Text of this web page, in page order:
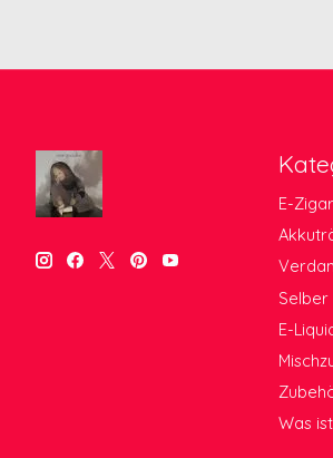
E-
Selber
E-
Was